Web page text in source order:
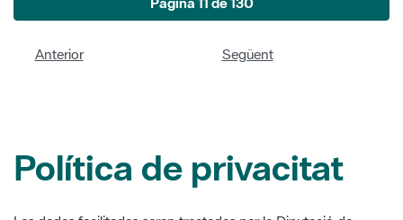
Les dades facilitades seran tractades per la Diputació de
Barcelona per a donar resposta a la vostra subscripció en